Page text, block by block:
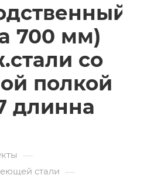
700 мм)
со
полкой
длинна
—
стали —